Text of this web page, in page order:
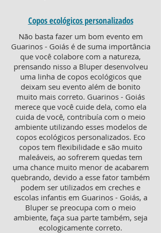
Copos ecológicos personalizados
Não basta fazer um bom evento em
Guarinos - Goiás é de suma importância
que você colabore com a natureza,
prensando nisso a Bluper desenvolveu
uma linha de copos ecológicos que
deixam seu evento além de bonito
muito mais correto. Guarinos - Goiás
merece que você cuide dela, como ela
cuida de você, contribuía com o meio
ambiente utilizando esses modelos de
copos ecológicos personalizados. Eco
copos tem flexibilidade e são muito
maleáveis, ao sofrerem quedas tem
uma chance muito menor de acabarem
quebrando, devido a esse fator também
podem ser utilizados em creches e
escolas infantis em Guarinos - Goiás, a
Bluper se preocupa com o meio
ambiente, faça sua parte também, seja
ecologicamente correto.